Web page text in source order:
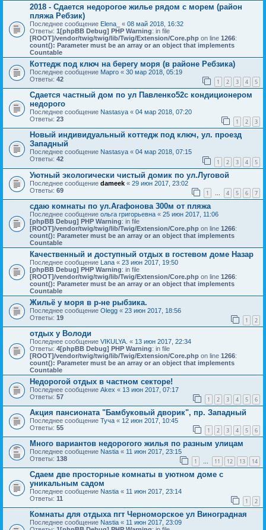
2018 - Сдается недорогое жилье рядом с морем (район
пляжа Ребзик)
Последнее сообщение Elena_ « 08 май 2018, 16:32
Ответы: 1 [phpBB Debug] PHP Warning: in file
[ROOT]/vendor/twig/twig/lib/Twig/Extension/Core.php on line 1266:
count(): Parameter must be an array or an object that implements
Countable
Коттедж под ключ на берегу моря (в районе Ребзика)
Последнее сообщение Марго « 30 мар 2018, 05:19
Ответы: 42 1 2 3 4 5
Сдается частный дом по ул Павленко52с кондиционером
недорого
Последнее сообщение Nastasya « 04 мар 2018, 07:20
Ответы: 23 1 2 3
Новый индивидуальный коттедж под ключ, ул. проезд
Западный
Последнее сообщение Nastasya « 04 мар 2018, 07:15
Ответы: 42 1 2 3 4 5
Уютный экологически чистый домик по ул.Луговой
Последнее сообщение dameek « 29 июн 2017, 23:02
Ответы: 69 1 4 5 6 7
сдаю комнаты по ул.Агафонова 300м от пляжа
Последнее сообщение ольга григорьевна « 25 июн 2017, 11:06
[phpBB Debug] PHP Warning: in file
[ROOT]/vendor/twig/twig/lib/Twig/Extension/Core.php on line 1266:
count(): Parameter must be an array or an object that implements
Countable
Качественный и доступный отдых в гостевом доме Назар
Последнее сообщение Lana « 23 июн 2017, 19:50
[phpBB Debug] PHP Warning: in file
[ROOT]/vendor/twig/twig/lib/Twig/Extension/Core.php on line 1266:
count(): Parameter must be an array or an object that implements
Countable
Жильё у моря в р-не рыбзика.
Последнее сообщение Olegg « 23 июн 2017, 18:56
Ответы: 19 1 2
отдых у Володи
Последнее сообщение VIKULYA. « 13 июн 2017, 22:34
Ответы: 4[phpBB Debug] PHP Warning: in file
[ROOT]/vendor/twig/twig/lib/Twig/Extension/Core.php on line 1266:
count(): Parameter must be an array or an object that implements
Countable
Недорогой отдых в частном секторе!
Последнее сообщение Akex « 13 июн 2017, 07:17
Ответы: 57 1 2 3 4 5 6
Акция пансионата "Бамбуковый дворик", пр. Западный
Последнее сообщение Туча « 12 июн 2017, 10:45
Ответы: 55 1 2 3 4 5 6
Много вариантов недорогого жилья по разным улицам
Последнее сообщение Nastia « 11 июн 2017, 23:15
Ответы: 138 1 … 11 12 13 14
Сдаем две просторные комнаты в уютном доме с
уникальным садом
Последнее сообщение Nastia « 11 июн 2017, 23:14
Ответы: 11 1 2
Комнаты для отдыха пгт Черноморское ул Виноградная
Последнее сообщение Nastia « 11 июн 2017, 23:09